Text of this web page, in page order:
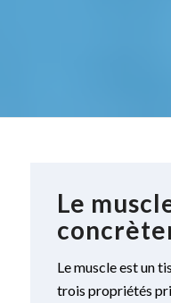
Le
Le muscle est un
trois propriétés